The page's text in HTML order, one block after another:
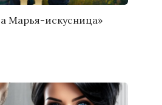
Марья-искусница»